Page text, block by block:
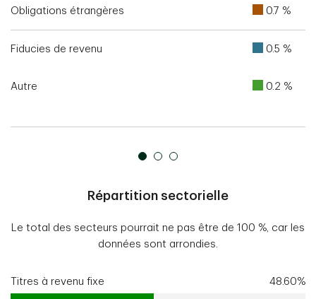
Obligations étrangères 0.7 %
Fiducies de revenu 0.5 %
Autre 0.2 %
Répartition sectorielle
Le total des secteurs pourrait ne pas être de 100 %, car les
données sont arrondies.
Titres à revenu fixe 48.60%